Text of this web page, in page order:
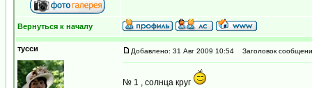
Вернуться к началу
тусси Добавлено: 31 Авг 2009 10:54 Заголовок
№ 1 , солнца круг